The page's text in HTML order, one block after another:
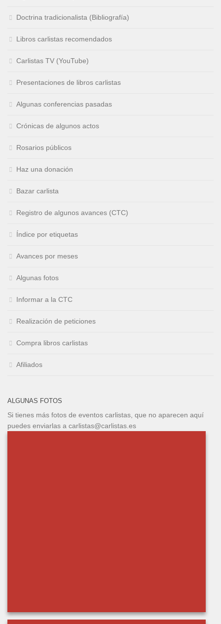
Doctrina tradicionalista (Bibliografía)
Libros carlistas recomendados
Carlistas TV (YouTube)
Presentaciones de libros carlistas
Algunas conferencias pasadas
Crónicas de algunos actos
Rosarios públicos
Haz una donación
Bazar carlista
Registro de algunos avances (CTC)
Índice por etiquetas
Avances por meses
Algunas fotos
Informar a la CTC
Realización de peticiones
Compra libros carlistas
Afiliados
ALGUNAS FOTOS
Si tienes más fotos de eventos carlistas, que no aparecen aquí
puedes enviarlas a carlistas@carlistas.es